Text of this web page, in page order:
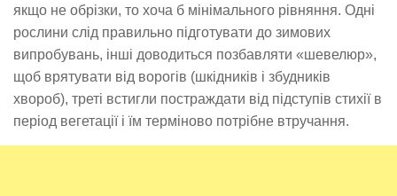
якщо не обрізки, то хоча б мінімального рівняння. Одні
рослини слід правильно підготувати до зимових
випробувань, інші доводиться позбавляти «шевелюр»,
щоб врятувати від ворогів (шкідників і збудників
хвороб), треті встигли постраждати від підступів стихії в
період вегетації і їм терміново потрібне втручання.